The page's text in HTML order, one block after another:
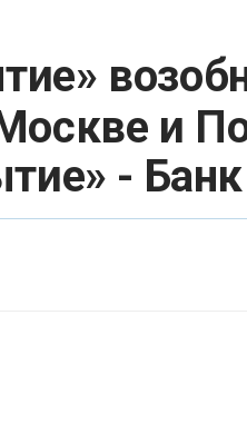
и
-